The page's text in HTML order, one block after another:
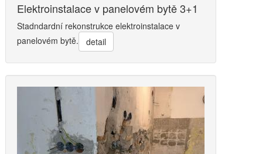
Elektroinstalace v panelovém bytě 3+1
Stadndardní rekonstrukce elektroinstalace v
panelovém bytě.
detail